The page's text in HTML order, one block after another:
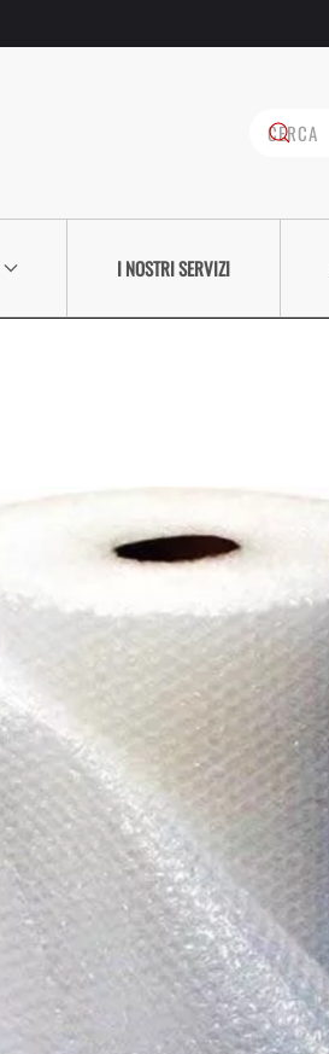
I NOSTRI SERVIZI